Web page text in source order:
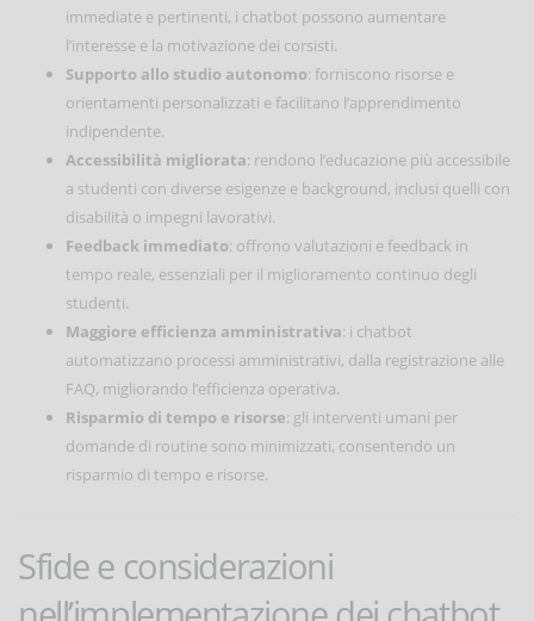
immediate e pertinenti, i chatbot possono aumentare
l’interesse e la motivazione dei corsisti.
Supporto allo studio autonomo: forniscono risorse e
orientamenti personalizzati e facilitano l’apprendimento
indipendente.
Accessibilità migliorata: rendono l’educazione più accessibile
a studenti con diverse esigenze e background, inclusi quelli con
disabilità o impegni lavorativi.
Feedback immediato: offrono valutazioni e feedback in
tempo reale, essenziali per il miglioramento continuo degli
studenti.
Maggiore efficienza amministrativa: i chatbot
automatizzano processi amministrativi, dalla registrazione alle
FAQ, migliorando l’efficienza operativa.
Risparmio di tempo e risorse: gli interventi umani per
domande di routine sono minimizzati, consentendo un
risparmio di tempo e risorse.
Sfide e considerazioni